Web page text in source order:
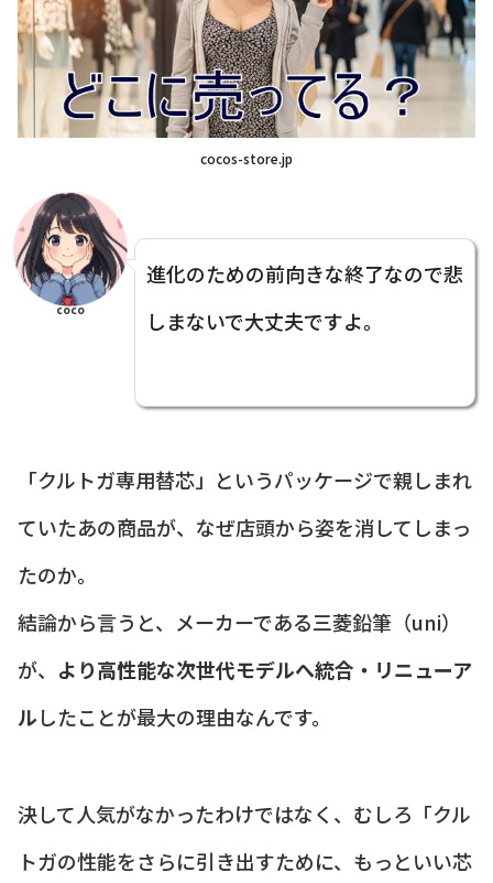
cocos-store.jp
coco
進化のための前向きな終了なので悲
しまないで大丈夫ですよ。
「クルトガ専用替芯」というパッケージで親しまれ
ていたあの商品が、なぜ店頭から姿を消してしまっ
たのか。
結論から言うと、メーカーである三菱鉛筆（uni）
が、 より高性能な次世代モデルへ統合・リニューア
ルしたことが最大の理由なんです。
決して人気がなかったわけではなく、むしろ「クル
トガの性能をさらに引き出すために、もっといい芯